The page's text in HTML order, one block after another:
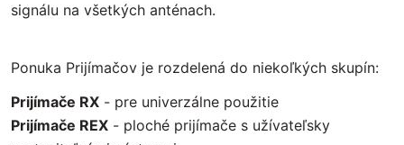
signálu na všetkých anténach.
Ponuka Prijímačov je rozdelená do niekoľkých skupín:
Prijímače RX - pre univerzálne použitie
Prijímače REX - ploché prijímače s užívateľsky